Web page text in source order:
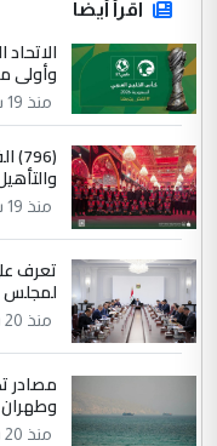
اقرأ أيضاً
وأولى
منذ 19 ساعة
منذ 19 ساعة
تعرف
لمجلس
منذ 20 ساعة
مصادر
منذ 20 ساعة